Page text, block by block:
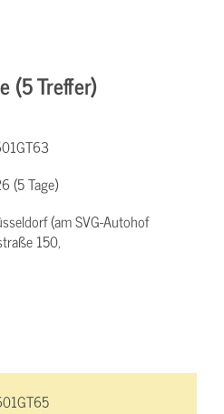
(5 Treffer)
(5 Tage)
(am SVG-Autohof
150,